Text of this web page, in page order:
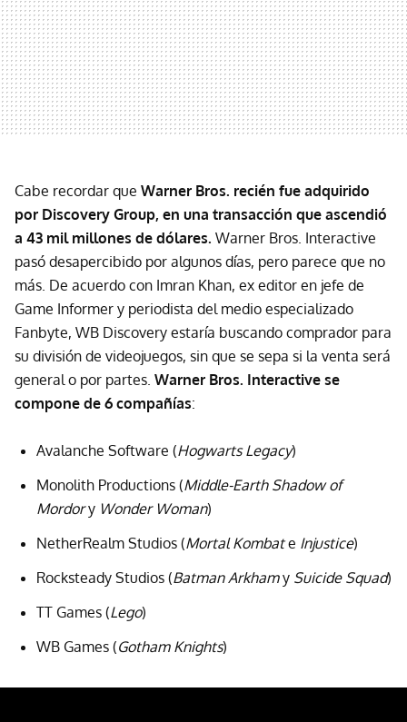
Cabe recordar que Warner Bros. recién fue adquirido
por Discovery Group, en una transacción que ascendió
a 43 mil millones de dólares. Warner Bros. Interactive
pasó desapercibido por algunos días, pero parece que no
más. De acuerdo con Imran Khan, ex editor en jefe de
Game Informer y periodista del medio especializado
Fanbyte, WB Discovery estaría buscando comprador para
su división de videojuegos, sin que se sepa si la venta será
general o por partes. Warner Bros. Interactive se
compone de 6 compañías:
Avalanche Software (Hogwarts Legacy)
Monolith Productions (Middle-Earth Shadow of
Mordory Wonder Woman)
NetherRealm Studios (Mortal Kombate Injustice)
Rocksteady Studios (Batman Arkhamy Suicide Squad)
TT Games (Lego)
WB Games (Gotham Knights)